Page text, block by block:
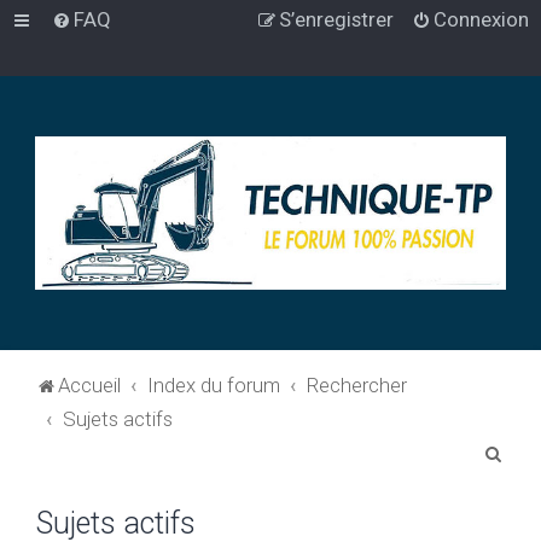
FAQ Connexion
S’enregistrer
Accueil Index du forum
Rechercher
Sujets actifs
Sujets actifs